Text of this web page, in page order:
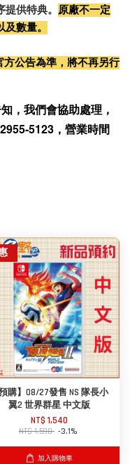
供特典。 原廠不一定
數量。
公告為準，將不再另行
，我們會協助處理，
5123，營業時間
預購】08/27發售 NS 隊長小
翼2 世界群星 中文版
NT$ 1,540
NT$ 1,590 -3.1%
加入購物車